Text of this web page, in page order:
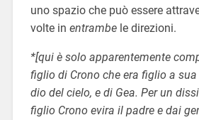
uno spazio che può essere
volte in entrambele direzioni.
*[qui è solo apparentemente
figlio di Crono che era figlio a
dio del cielo, e di Gea. Per un
figlio Crono evira il padre e dai